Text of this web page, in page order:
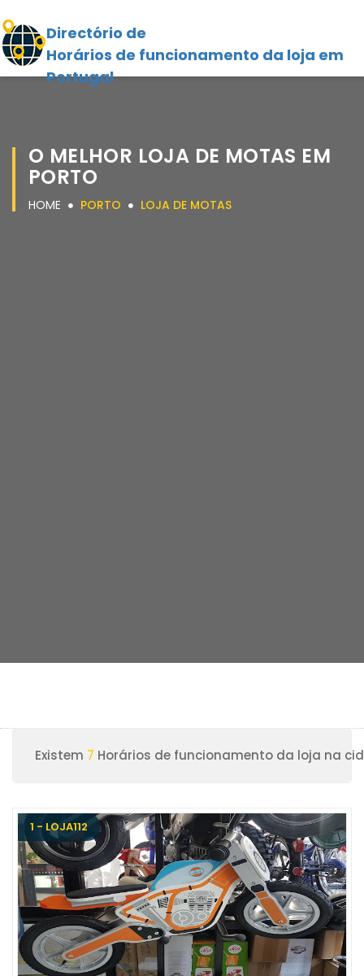
Directório de
Horários de funcionamento da loja em
Portugal
O MELHOR LOJA DE MOTAS EM
PORTO
HOME PORTO LOJA DE MOTAS
Existem 7 Horários de funcionamento da loja na
1 - LOJA112